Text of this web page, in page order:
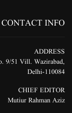
CONTACT INFO
ADDRESS
9/51 Vill. Wazirabad,
Delhi-110084
CHIEF EDITOR
Mutiur Rahman Aziz